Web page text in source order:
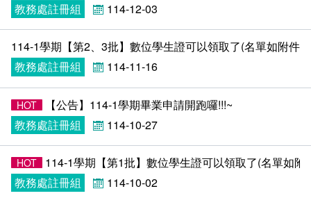
教務處註冊組
114-12-03
114-1學期【第2、3批】數位學生證可以領取了(名單如附件)​
教務處註冊組
114-11-16
HOT
【公告】114-1學期畢業申請開跑囉!!!~
教務處註冊組
114-10-27
HOT
114-1學期【第1批】數位學生證可以領取了(名單如附
教務處註冊組
114-10-02